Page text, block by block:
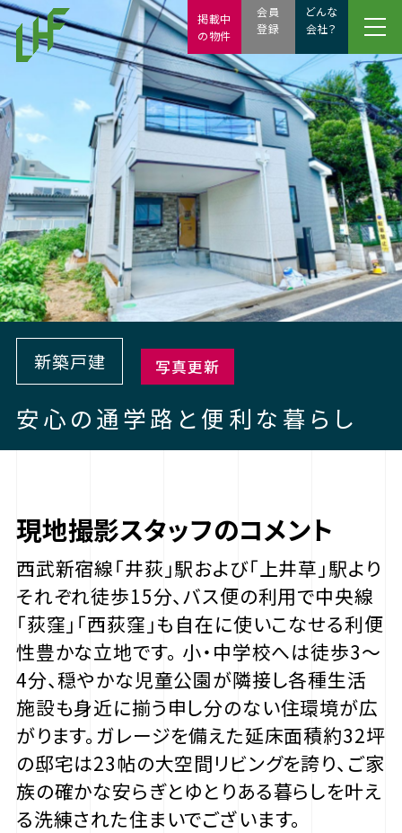
新築戸建 写真更新
安心の通学路と便利な暮らし
現地撮影スタッフのコメント
西武新宿線「井荻」駅および「上井草」駅より
それぞれ徒歩15分、バス便の利用で中央線
「荻窪」「西荻窪」も自在に使いこなせる利便
性豊かな立地です。 小・中学校へは徒歩3〜
4分、穏やかな児童公園が隣接し各種生活
施設も身近に揃う申し分のない住環境が広
がります。ガレージを備えた延床面積約32坪
の邸宅は23帖の大空間リビングを誇り、ご家
族の確かな安らぎとゆとりある暮らしを叶え
る洗練された住まいでございます。
会員
登録
どんな
会社？
掲載中
の物件